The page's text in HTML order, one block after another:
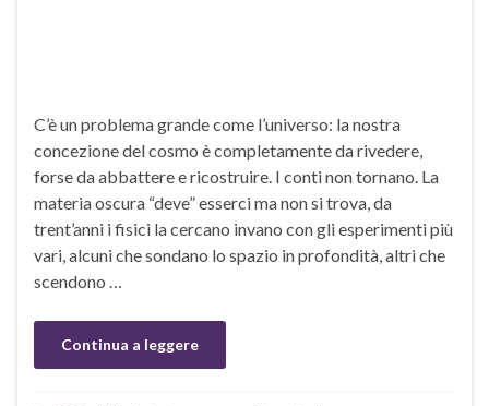
C’è un problema grande come l’universo: la nostra
concezione del cosmo è completamente da rivedere,
forse da abbattere e ricostruire. I conti non tornano. La
materia oscura “deve” esserci ma non si trova, da
trent’anni i fisici la cercano invano con gli esperimenti più
vari, alcuni che sondano lo spazio in profondità, altri che
scendono …
Continua a leggere